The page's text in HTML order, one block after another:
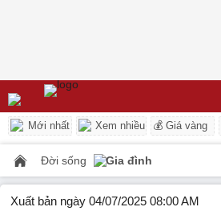
Mới nhất Xem nhiều 💰 Giá vàng
Đời sống Gia đình
Xuất bản ngày 04/07/2025 08:00 AM